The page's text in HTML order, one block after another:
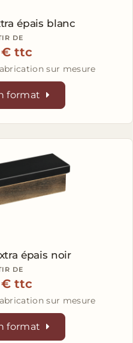
épais blanc
DE
€ ttc
sur mesure
format
épais noir
DE
€ ttc
sur mesure
format